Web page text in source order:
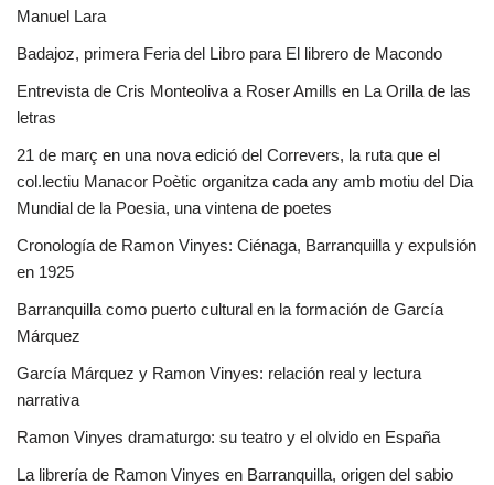
Manuel Lara
Badajoz, primera Feria del Libro para El librero de Macondo
Entrevista de Cris Monteoliva a Roser Amills en La Orilla de las
letras
21 de març en una nova edició del Correvers, la ruta que el
col.lectiu Manacor Poètic organitza cada any amb motiu del Dia
Mundial de la Poesia, una vintena de poetes
Cronología de Ramon Vinyes: Ciénaga, Barranquilla y expulsión
en 1925
Barranquilla como puerto cultural en la formación de García
Márquez
García Márquez y Ramon Vinyes: relación real y lectura
narrativa
Ramon Vinyes dramaturgo: su teatro y el olvido en España
La librería de Ramon Vinyes en Barranquilla, origen del sabio